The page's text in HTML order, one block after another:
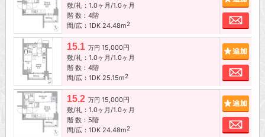
敷/礼：1.0ヶ月/1.0ヶ月
階 数：4階
間/広：1DK 24.48m2
お
15.1 万円 15,000円
敷/礼：1.0ヶ月/1.0ヶ月
階 数：4階
間/広：1DK 25.15m2
お
15.2 万円 15,000円
敷/礼：1.0ヶ月/1.0ヶ月
階 数：5階
間/広：1DK 24.48m2
お